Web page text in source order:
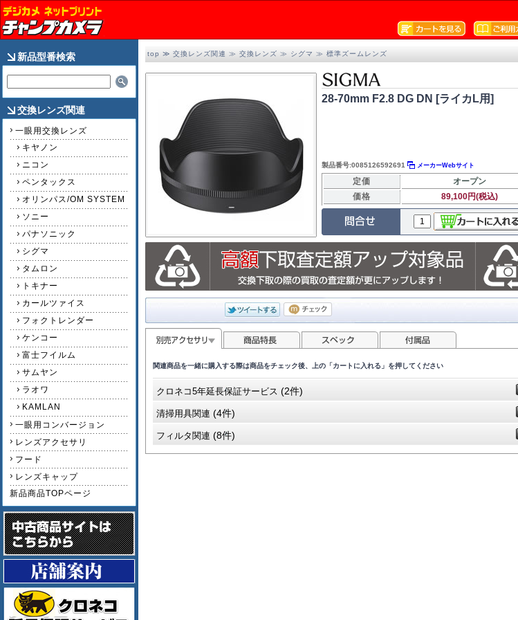
新品型番検索
交換レンズ関連
一眼用交換レンズ
キヤノン
ニコン
ペンタックス
オリンパス/OM SYSTEM
ソニー
パナソニック
シグマ
タムロン
トキナー
カールツァイス
フォクトレンダー
ケンコー
富士フイルム
サムヤン
ラオワ
KAMLAN
一眼用コンバージョン
レンズアクセサリ
フード
レンズキャップ
新品商品TOPページ
top ≫ 交換レンズ関連 ≫ 交換レンズ ≫ シグマ ≫ 標準ズームレンズ
2/2
28-70mm F2.8 DG DN [ライカL用]
製品番号:0085126592691 メーカーWebサイト
定価
オープン
価格
89,100円(税込)
関連商品を一緒に購入する際は商品をチェック後、上の「カートに入れる」を押してください
クロネコ5年延長保証サービス (2件)
清掃用具関連 (4件)
フィルタ関連 (8件)